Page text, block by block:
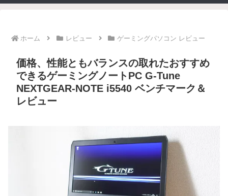
ホーム レビュー ゲーミングパソコン レビュー
価格、性能ともバランスの取れたおすすめ
できるゲーミングノートPC G-Tune
NEXTGEAR-NOTE i5540 ベンチマーク＆
レビュー